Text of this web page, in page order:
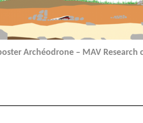
Archéodrone – MAV Research